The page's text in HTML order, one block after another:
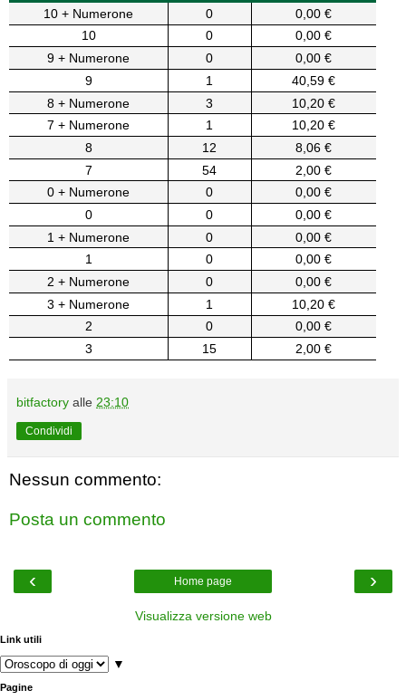
10 + Numerone
0
0,00 €
10
0
0,00 €
9 + Numerone
0
0,00 €
9
1
40,59 €
8 + Numerone
3
10,20 €
7 + Numerone
1
10,20 €
8
12
8,06 €
7
54
2,00 €
0 + Numerone
0
0,00 €
0
0
0,00 €
1 + Numerone
0
0,00 €
1
0
0,00 €
2 + Numerone
0
0,00 €
3 + Numerone
1
10,20 €
2
0
0,00 €
3
15 2,00 €
bitfactory alle 23:10
Condividi
Nessun commento:
Posta un commento
‹ ›
Home page
Visualizza versione web
Link utili
▼
Pagine